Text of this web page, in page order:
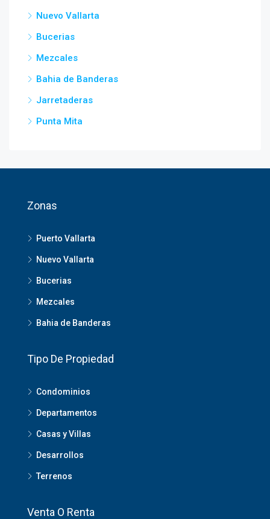
Nuevo Vallarta
Bucerias
Mezcales
Bahia de Banderas
Jarretaderas
Punta Mita
Zonas
Puerto Vallarta
Nuevo Vallarta
Bucerias
Mezcales
Bahia de Banderas
Tipo De Propiedad
Condominios
Departamentos
Casas y Villas
Desarrollos
Terrenos
Venta O Renta